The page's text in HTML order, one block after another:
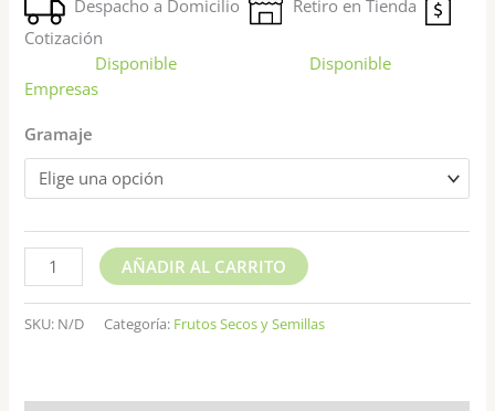
Despacho a Domicilio
Retiro en Tienda
Cotización
Disponible
Disponible
Empresas
Gramaje
AÑADIR AL CARRITO
SKU: N/D Categoría: Frutos Secos y Semillas